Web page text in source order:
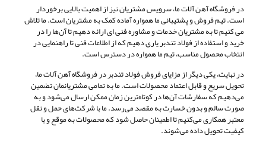
در فروشگاه آهن آلات ما، سرویس مشتریان نیز از اهمیت بالایی برخوردار
است. تیم فروش و پشتیبانی ما همواره آماده‌ کمک به مشتریان است. ما تلاش
می‌ کنیم تا به مشتریان خدمات و مشاوره فنی ای ارائه دهیم تا آن‌ها را در
خرید و استفاده از فولاد تندبر یاری دهیم که از اطلاعات فنی تا راهنمایی در
انتخاب محصول مناسب، تیم ما همواره در دسترس است.
در نهایت، یکی دیگر از مزایای فروش فولاد تندبر در فروشگاه آهن آلات ما،
تحویل سریع و قابل اعتماد محصولات است. ما به تمامی مشتریانمان تضمین
می‌دهیم که سفارشات آن‌ها در کوتاه‌ترین زمان ممکن ارسال می‌شود و به
صورت سالم و بدون خسارت به مقصد می‌رسد. ما با شرکت‌های حمل و نقل
معتبر همکاری می‌کنیم تا اطمینان حاصل شود که محصولات به موقع و با
کیفیت تحویل داده می‌شوند.